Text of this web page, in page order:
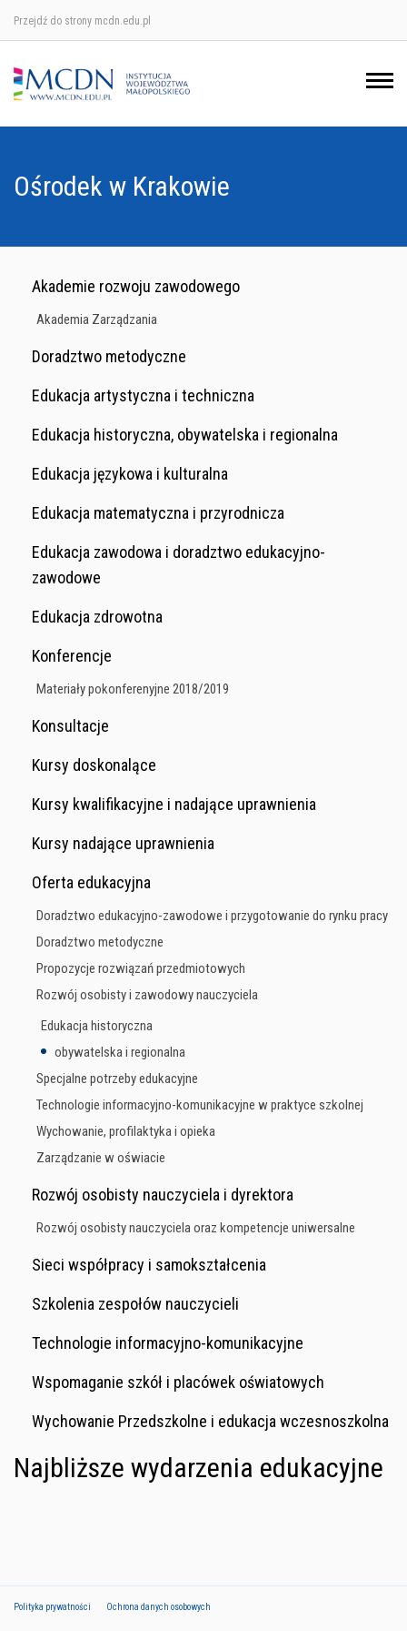
Przejdź do strony mcdn.edu.pl
Ośrodek w Krakowie
Akademie rozwoju zawodowego
Akademia Zarządzania
Doradztwo metodyczne
Edukacja artystyczna i techniczna
Edukacja historyczna, obywatelska i regionalna
Edukacja językowa i kulturalna
Edukacja matematyczna i przyrodnicza
Edukacja zawodowa i doradztwo edukacyjno-
zawodowe
Edukacja zdrowotna
Konferencje
Materiały pokonferenyjne 2018/2019
Konsultacje
Kursy doskonalące
Kursy kwalifikacyjne i nadające uprawnienia
Kursy nadające uprawnienia
Oferta edukacyjna
Doradztwo edukacyjno-zawodowe i przygotowanie do rynku pracy
Doradztwo metodyczne
Propozycje rozwiązań przedmiotowych
Rozwój osobisty i zawodowy nauczyciela
Edukacja historyczna
obywatelska i regionalna
Specjalne potrzeby edukacyjne
Technologie informacyjno-komunikacyjne w praktyce szkolnej
Wychowanie, profilaktyka i opieka
Zarządzanie w oświacie
Rozwój osobisty nauczyciela i dyrektora
Rozwój osobisty nauczyciela oraz kompetencje uniwersalne
Sieci współpracy i samokształcenia
Szkolenia zespołów nauczycieli
Technologie informacyjno-komunikacyjne
Wspomaganie szkół i placówek oświatowych
Wychowanie Przedszkolne i edukacja wczesnoszkolna
Najbliższe wydarzenia edukacyjne
Polityka prywatności Ochrona danych osobowych
Ośrodek w Krakowie
Ośrodek w Nowym Sączu
Ośrodek w Tarnowie